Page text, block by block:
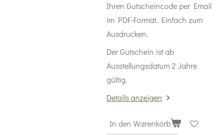
Ihren Gutscheincode per Email
im PDF-Format. Einfach zum
Ausdrucken.
Der Gutschein ist ab
Ausstellungsdatum 2 Jahre
gültig.
Details anzeigen
In den Warenkorb